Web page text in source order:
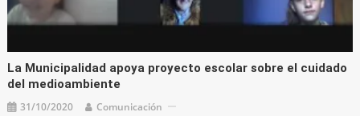
La Municipalidad apoya proyecto escolar sobre el cuidado
del medioambiente
31/10/2020 Comunicación